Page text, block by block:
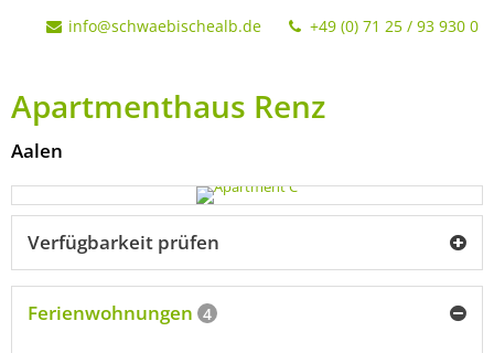
info@schwaebischealb.de +49 (0) 71 25 / 93 930 0
Apartmenthaus Renz
Aalen
Verfügbarkeit prüfen
Ferienwohnungen 4